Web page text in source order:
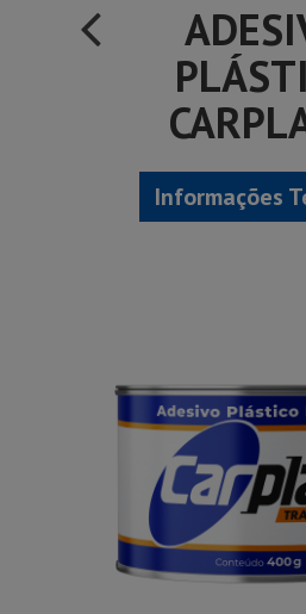
Informações